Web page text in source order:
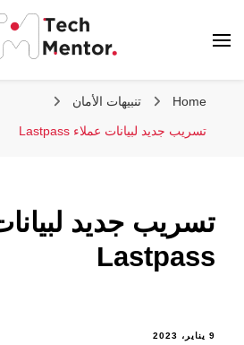
Home تنبيهات الأمان
تسريب جديد لبيانات عملاء Lastpass
تسريب جديد
Lastpass
9 يناير، 2023